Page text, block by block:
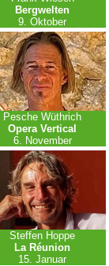
Bergwelten
9. Oktober
Pesche Wüthrich
Opera Vertical
6. November
Steffen Hoppe
La Réunion
15. Januar